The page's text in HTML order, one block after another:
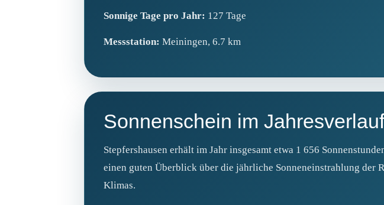
Sonnige Tage pro Jahr: 127 Tage
Messstation: Meiningen, 6.7 km
Sonnenschein im
Stepfershausen erhält im Jahr insgesamt etwa 1 656
einen guten Überblick über die jährliche Sonneneinstrahlung der
Klimas.